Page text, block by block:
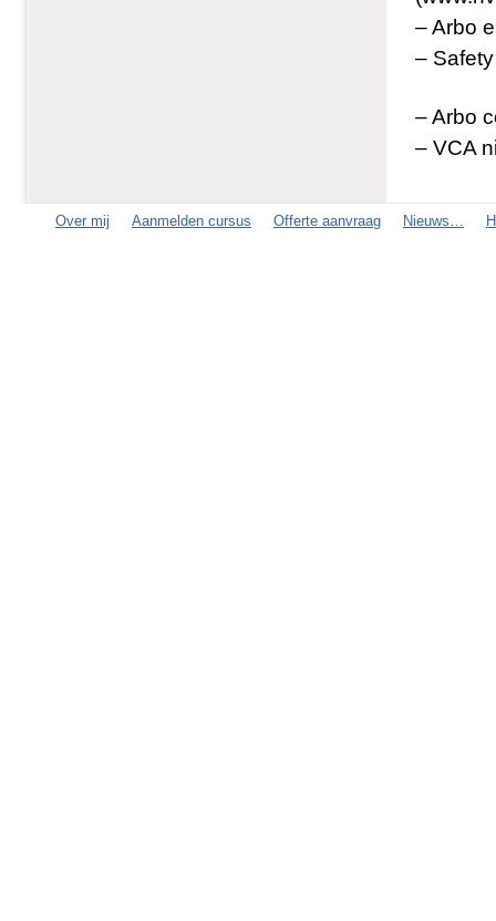
– Arbo
– Safety
– Arbo
– VCA
Over mij Aanmelden cursus Offerte aanvraag Nieuws…